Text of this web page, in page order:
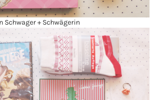
Schwager + Schwägerin